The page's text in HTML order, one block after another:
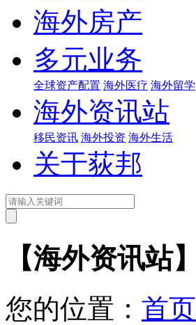
海外房产
多元业务
全球资产配置 海外医疗 海外留学
海外资讯站
移民资讯 海外投资 海外生活
关于荻邦
【海外资讯站】
您的位置： 首页